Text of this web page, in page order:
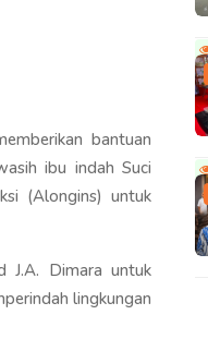
bantuan
ibu indah Suci
(Alongins) untuk
J.A. Dimara untuk
lingkungan